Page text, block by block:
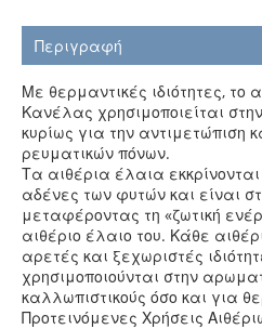
Περιγραφή
Με θερμαντικές ιδιότητες, το
Κανέλας χρησιμοποιείται
κυρίως για την αντιμετώπιση
ρευματικών πόνων.
Τα αιθέρια έλαια
αδένες των φυτών και είναι
μεταφέροντας τη «ζωτική
αιθέριο έλαιο του. Κάθε
αρετές και ξεχωριστές
χρησιμοποιούνται στην
καλλωπιστικούς όσο και για
Προτεινόμενες Χρήσεις